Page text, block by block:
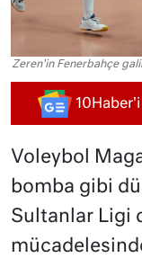
Zeren'in Fenerbahçe
Voleybol
bomba gibi
Sultanlar Ligi